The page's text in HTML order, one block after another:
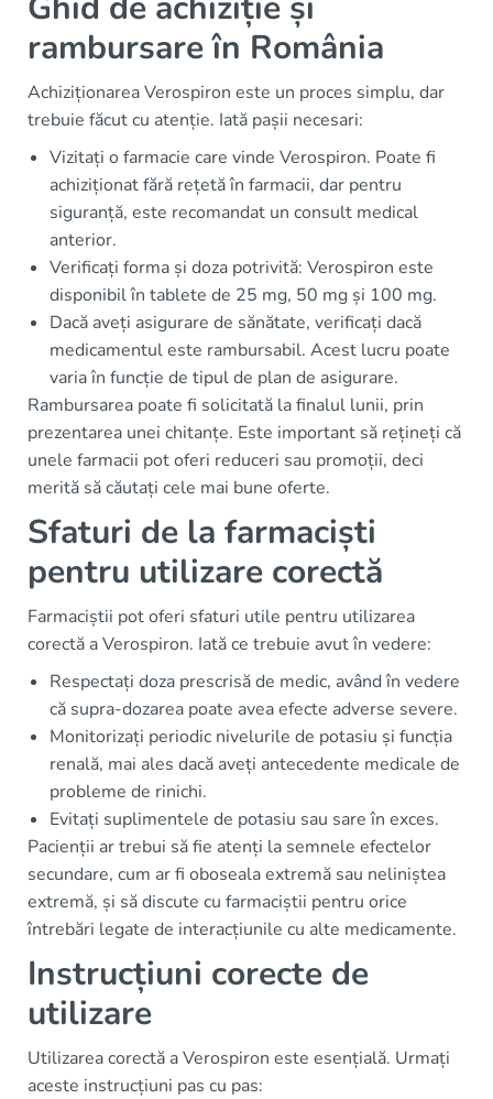
rambursare în România
Achiziționarea Verospiron este un proces simplu, dar
trebuie făcut cu atenție. Iată pașii necesari:
Vizitați o farmacie care vinde Verospiron. Poate fi
achiziționat fără rețetă în farmacii, dar pentru
siguranță, este recomandat un consult medical
anterior.
Verificați forma și doza potrivită: Verospiron este
disponibil în tablete de 25 mg, 50 mg și 100 mg.
Dacă aveți asigurare de sănătate, verificați dacă
medicamentul este rambursabil. Acest lucru poate
varia în funcție de tipul de plan de asigurare.
Rambursarea poate fi solicitată la finalul lunii, prin
prezentarea unei chitanțe. Este important să rețineți că
unele farmacii pot oferi reduceri sau promoții, deci
merită să căutați cele mai bune oferte.
Sfaturi de la farmaciști
pentru utilizare corectă
Farmaciștii pot oferi sfaturi utile pentru utilizarea
corectă a Verospiron. Iată ce trebuie avut în vedere:
Respectați doza prescrisă de medic, având în vedere
că supra-dozarea poate avea efecte adverse severe.
Monitorizați periodic nivelurile de potasiu și funcția
renală, mai ales dacă aveți antecedente medicale de
probleme de rinichi.
Evitați suplimentele de potasiu sau sare în exces.
Pacienții ar trebui să fie atenți la semnele efectelor
secundare, cum ar fi oboseala extremă sau neliniștea
extremă, și să discute cu farmaciștii pentru orice
întrebări legate de interacțiunile cu alte medicamente.
Instrucțiuni corecte de
utilizare
Utilizarea corectă a Verospiron este esențială. Urmați
aceste instrucțiuni pas cu pas: